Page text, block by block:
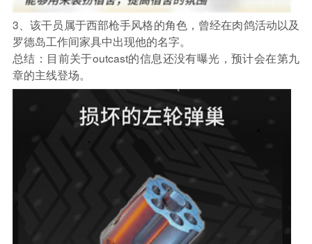
3、该干员属于西部枪手风格的角色，曾经在肉鸽活动以及
罗德岛工作间家具中出现他的名字。
总结：目前关于outcast的信息还没有曝光，预计会在第九
章的主线登场。